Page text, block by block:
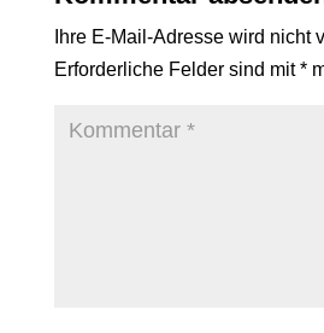
Ihre E-Mail-Adresse wird nicht
Erforderliche Felder sind mit*